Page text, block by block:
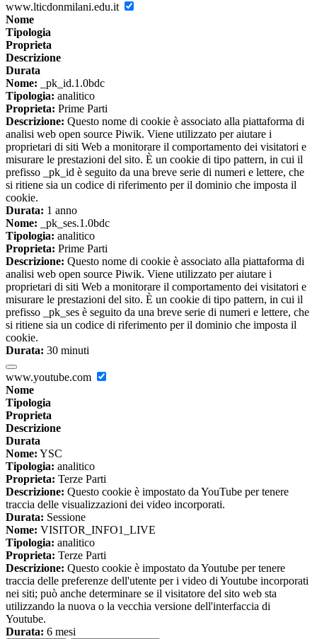
www.lticdonmilani.edu.it
Nome
Tipologia
Proprieta
Descrizione
Durata
Nome: _pk_id.1.0bdc
Tipologia: analitico
Proprieta: Prime Parti
Descrizione: Questo nome di cookie è associato alla piattaforma di
analisi web open source Piwik. Viene utilizzato per aiutare i
proprietari di siti Web a monitorare il comportamento dei visitatori e
misurare le prestazioni del sito. È un cookie di tipo pattern, in cui il
prefisso _pk_id è seguito da una breve serie di numeri e lettere, che
si ritiene sia un codice di riferimento per il dominio che imposta il
cookie.
Durata: 1 anno
Nome: _pk_ses.1.0bdc
Tipologia: analitico
Proprieta: Prime Parti
Descrizione: Questo nome di cookie è associato alla piattaforma di
analisi web open source Piwik. Viene utilizzato per aiutare i
proprietari di siti Web a monitorare il comportamento dei visitatori e
misurare le prestazioni del sito. È un cookie di tipo pattern, in cui il
prefisso _pk_ses è seguito da una breve serie di numeri e lettere, che
si ritiene sia un codice di riferimento per il dominio che imposta il
cookie.
Durata: 30 minuti
www.youtube.com
Nome
Tipologia
Proprieta
Descrizione
Durata
Nome: YSC
Tipologia: analitico
Proprieta: Terze Parti
Descrizione: Questo cookie è impostato da YouTube per tenere
traccia delle visualizzazioni dei video incorporati.
Durata: Sessione
Nome: VISITOR_INFO1_LIVE
Tipologia: analitico
Proprieta: Terze Parti
Descrizione: Questo cookie è impostato da Youtube per tenere
traccia delle preferenze dell'utente per i video di Youtube incorporati
nei siti; può anche determinare se il visitatore del sito web sta
utilizzando la nuova o la vecchia versione dell'interfaccia di
Youtube.
Durata: 6 mesi